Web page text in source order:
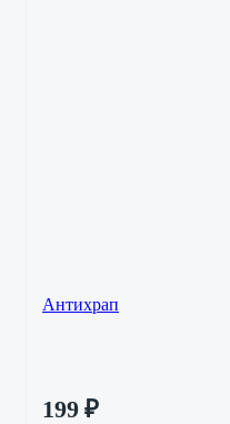
Антихрап
199 ₽